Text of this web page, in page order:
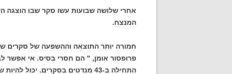
המנצח.
חמורה יותר התוצאה וההשפעה של סקרים
פרופסור אומן, " הם חסרי בסיס. אי אפשר
התחילה ב-43 מנדטים בסקרים. יכול להיות שהתוצאה הזו הייתה מצוצה מן האצבע" .